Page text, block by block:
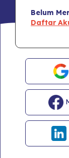
Belum
Daftar